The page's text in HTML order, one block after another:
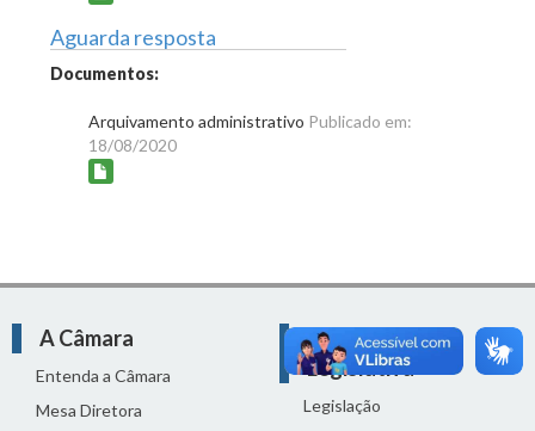
Aguarda resposta
Documentos:
Arquivamento administrativo Publicado em:
18/08/2020
A Câmara
Entenda a Câmara
Mesa Diretora
Atividade
Legislativa
Legislação